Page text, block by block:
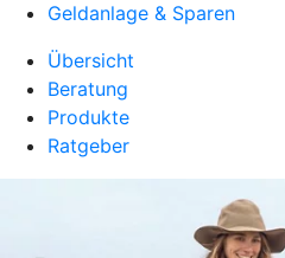
Geldanlage & Sparen
Übersicht
Beratung
Produkte
Ratgeber